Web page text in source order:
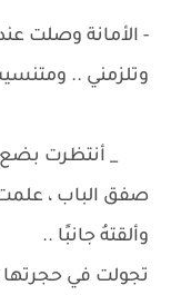
- الأمانة وصلت
وتلزمني ..
_ أنتظرت بضع
صفق الباب ،
وألقتهُ جانبًا ..
تجولت في حجرتها